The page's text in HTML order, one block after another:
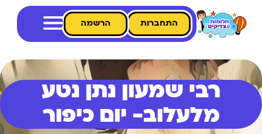
התחברות הרשמה
רבי שמעון נתן נטע
מלעלוב- יום כיפור